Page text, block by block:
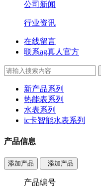
公司新闻
行业资讯
在线留言
联系ag真人官方
新产品系列
热能表系列
水表系列
ic卡智能水表系列
产品信息
添加产品 添加产品
产品编号